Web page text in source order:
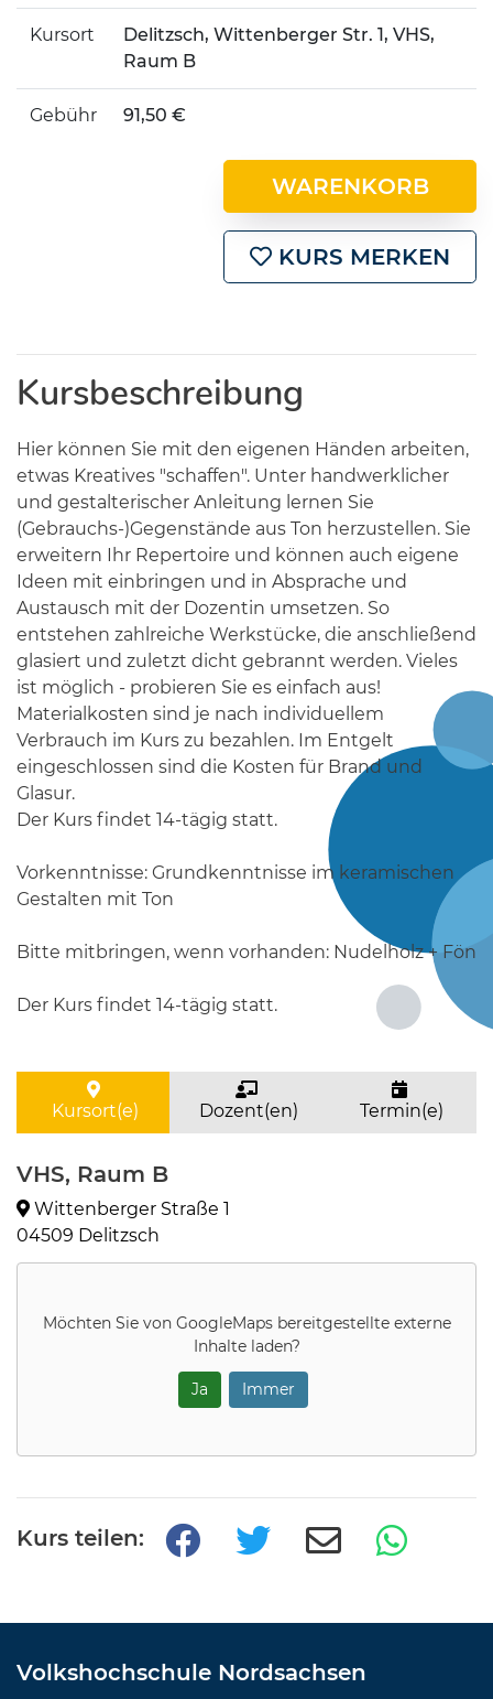
Kursort
Delitzsch, Wittenberger Str. 1, VHS,
Raum B
Gebühr 91,50 €
WARENKORB
KURS MERKEN
Kursbeschreibung
Hier können Sie mit den eigenen Händen arbeiten,
etwas Kreatives "schaffen". Unter handwerklicher
und gestalterischer Anleitung lernen Sie
(Gebrauchs-)Gegenstände aus Ton herzustellen. Sie
erweitern Ihr Repertoire und können auch eigene
Ideen mit einbringen und in Absprache und
Austausch mit der Dozentin umsetzen. So
entstehen zahlreiche Werkstücke, die anschließend
glasiert und zuletzt dicht gebrannt werden. Vieles
ist möglich - probieren Sie es einfach aus!
Materialkosten sind je nach individuellem
Verbrauch im Kurs zu bezahlen. Im Entgelt
eingeschlossen sind die Kosten für Brand und
Glasur.
Der Kurs findet 14-tägig statt.
Vorkenntnisse: Grundkenntnisse im keramischen
Gestalten mit Ton
Bitte mitbringen, wenn vorhanden: Nudelholz + Fön
Der Kurs findet 14-tägig statt.
Kursort(e) Dozent(en) Termin(e)
VHS, Raum B
Wittenberger Straße 1
04509 Delitzsch
Möchten Sie von GoogleMapsbereitgestellte externe
Inhalte laden?
Ja Immer
Kurs teilen:
Volkshochschule Nordsachsen